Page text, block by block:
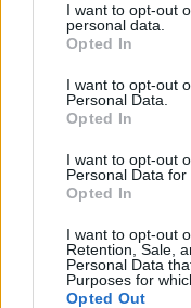
I want to opt-out
personal data.
Opted In
I want to opt-out
Personal Data.
Opted In
I want to opt-out
Personal Data for
Opted In
I want to opt-out
Retention, Sale,
Personal Data
Purposes for
Opted Out
Nincs pénz a tanári
elmarad a
iskolában